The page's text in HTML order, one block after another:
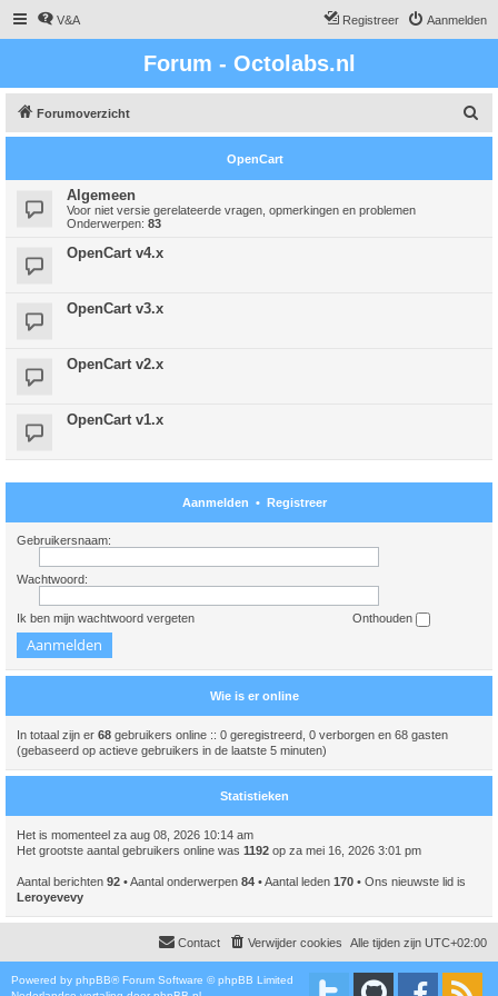
V&A Aanmelden
Registreer
Forum - Octolabs.nl
Forumoverzicht
o
OpenCart
Algemeen
Voor niet versie gerelateerde vragen, opmerkingen en problemen
Onderwerpen: 83
OpenCart v4.x
OpenCart v3.x
OpenCart v2.x
OpenCart v1.x
Aanmelden • Registreer
Gebruikersnaam:
Wachtwoord:
Ik ben mijn wachtwoord vergeten Onthouden
Wie is er online
In totaal zijn er 68 gebruikers online :: 0 geregistreerd, 0 verborgen en 68 gasten
(gebaseerd op actieve gebruikers in de laatste 5 minuten)
Statistieken
Het is momenteel za aug 08, 2026 10:14 am
Het grootste aantal gebruikers online was 1192 op za mei 16, 2026 3:01 pm
Aantal berichten 92 • Aantal onderwerpen 84 • Aantal leden 170 • Ons nieuwste lid is
Leroyevevy
Alle tijden zijn UTC+02:00
Verwijder cookies
Contact
Powered by phpBB® Forum Software © phpBB Limited